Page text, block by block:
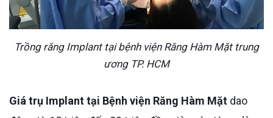
Trồng răng Implant tại bệnh viện Răng Hàm Mặt trung
ương TP. HCM
Giá trụ Implant tại Bệnh viện Răng Hàm Mặt dao